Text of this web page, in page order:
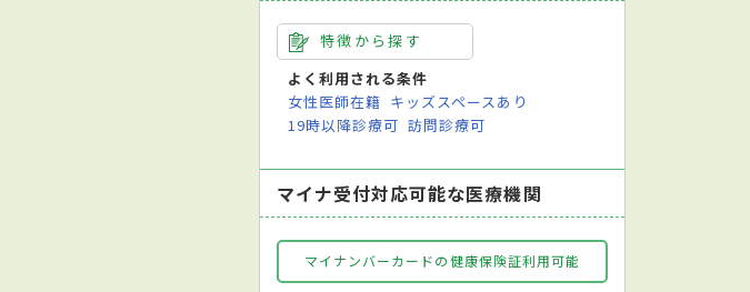
特徴から探す
よく利用される条件
女性医師在籍 キッズスペースあり
19時以降診療可 訪問診療可
マイナ受付対応可能な医療機関
マイナンバーカードの健康保険証利用可能